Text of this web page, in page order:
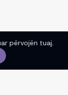
përvojën tuaj.